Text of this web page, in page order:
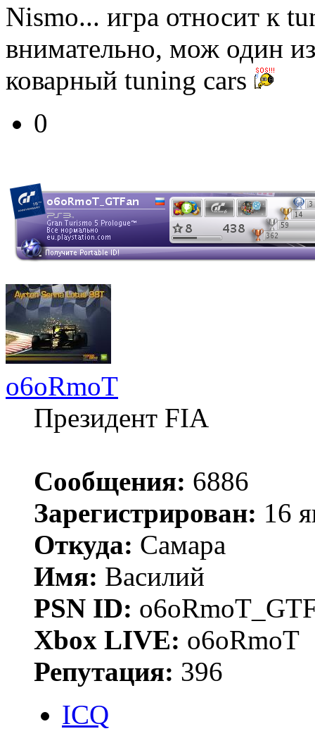
Nismo... игра относит к
внимательно, мож один
коварный tuning cars
0
o6oRmoT
Президент FIA
Сообщения: 6886
Зарегистрирован: 16
Откуда: Самара
Имя: Василий
PSN ID:
Xbox LIVE: o6oRmoT
Репутация: 396
ICQ